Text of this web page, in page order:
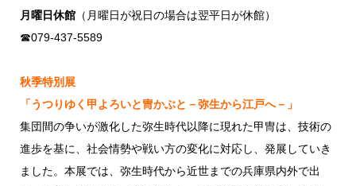
月曜日休館 （月曜日が祝日の場合は翌平日が休館）
☎079-437-5589
秋季特別展
「うつりゆく甲よろいと冑かぶと－弥生から江戸へ－」
集団間の争いが激化した弥生時代以降に現れた甲冑は、技術の
進歩を基に、社会情勢や戦い方の変化に対応し、発展していき
ました。本展では、弥生時代から近世までの兵庫県内外で出